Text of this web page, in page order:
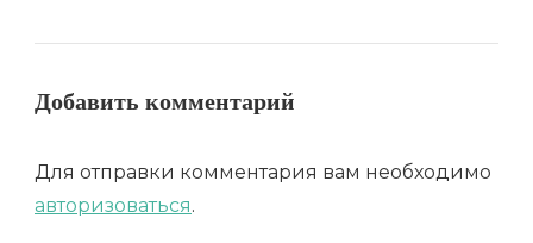
Добавить комментарий
Для отправки комментария вам необходимо
авторизоваться.